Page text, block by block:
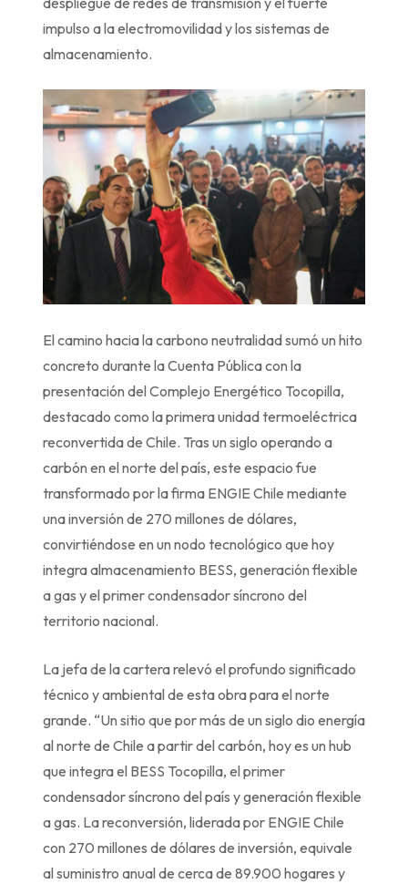
impulso a la electromovilidad y los sistemas de
almacenamiento.
El camino hacia la carbono neutralidad sumó un hito
concreto durante la Cuenta Pública con la
presentación del Complejo Energético Tocopilla,
destacado como la primera unidad termoeléctrica
reconvertida de Chile. Tras un siglo operando a
carbón en el norte del país, este espacio fue
transformado por la firma ENGIE Chile mediante
una inversión de 270 millones de dólares,
convirtiéndose en un nodo tecnológico que hoy
integra almacenamiento BESS, generación flexible
a gas y el primer condensador síncrono del
territorio nacional.
La jefa de la cartera relevó el profundo significado
técnico y ambiental de esta obra para el norte
grande. “Un sitio que por más de un siglo dio energía
al norte de Chile a partir del carbón, hoy es un hub
que integra el BESS Tocopilla, el primer
condensador síncrono del país y generación flexible
a gas. La reconversión, liderada por ENGIE Chile
con 270 millones de dólares de inversión, equivale
al suministro anual de cerca de 89.900 hogares y